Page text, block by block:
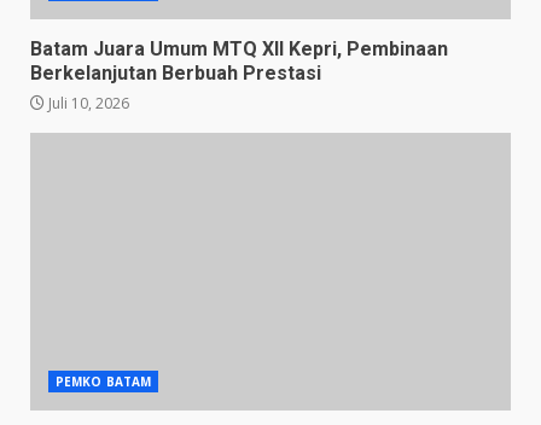
Batam Juara Umum MTQ XII Kepri, Pembinaan
Berkelanjutan Berbuah Prestasi
Juli 10, 2026
PEMKO BATAM